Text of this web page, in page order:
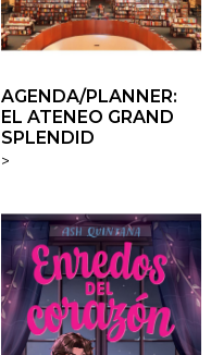
AGENDA/PLANNER:
EL ATENEO GRAND
SPLENDID
>